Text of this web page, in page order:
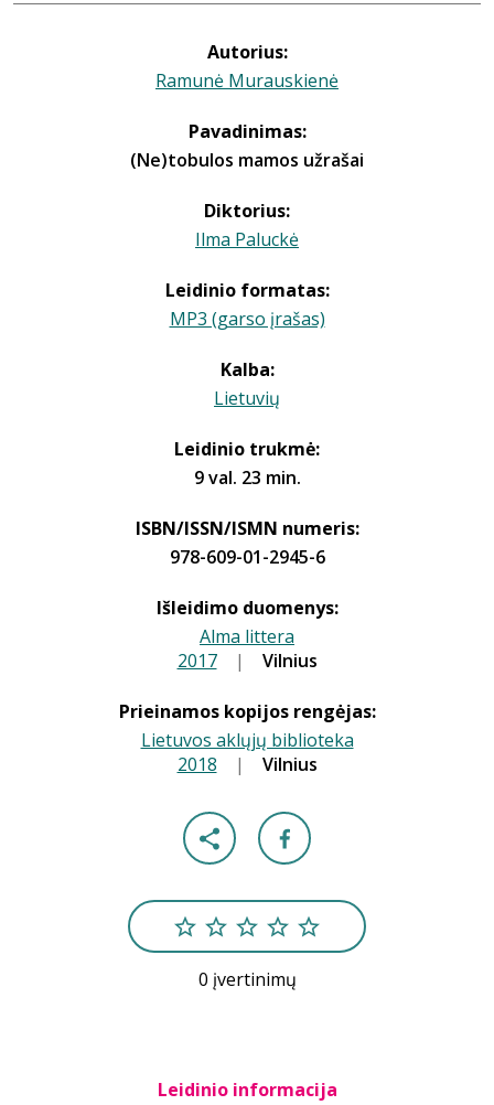
Autorius:
Ramunė Murauskienė
Pavadinimas:
(Ne)tobulos mamos užrašai
Diktorius:
Ilma Paluckė
Leidinio formatas:
MP3 (garso įrašas)
Kalba:
Lietuvių
Leidinio trukmė:
9 val. 23 min.
ISBN/ISSN/ISMN numeris:
978-609-01-2945-6
Išleidimo duomenys:
Alma littera
2017 | Vilnius
Prieinamos kopijos rengėjas:
Lietuvos aklųjų biblioteka
2018 | Vilnius
0 įvertinimų
Leidinio informacija